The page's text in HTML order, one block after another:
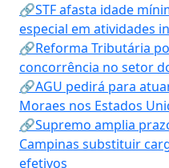
🔗STF afasta idade
especial em atividades
🔗Reforma Tributária
concorrência no setor
🔗AGU pedirá para
Moraes nos Estados
🔗Supremo amplia
Campinas substituir
efetivos